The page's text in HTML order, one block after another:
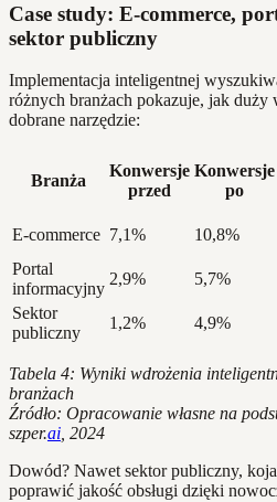
Case study: E-commerce,
sektor publiczny
Implementacja inteligentnej
różnych branżach pokazuje, jak duży
dobrane narzędzie:
Branża
Konwersje
przed
Konwersje
po
E-commerce 7,1% 10,8%
Portal
informacyjny
2,9% 5,7%
Sektor
publiczny
1,2% 4,9%
Tabela 4: Wyniki wdrożenia
branżach
Źródło: Opracowanie własne na
szper.ai, 2024
Dowód? Nawet sektor publiczny,
poprawić jakość obsługi dzięki